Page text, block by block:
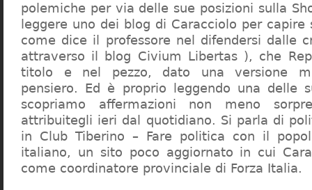
polemiche per via delle sue posizioni sulla
leggere uno dei blog di Caracciolo per
come dice il professore nel difendersi dalle
attraverso il blog Civium Libertas ), che
titolo e nel pezzo, dato una versione
pensiero. Ed è proprio leggendo una delle
scopriamo affermazioni non meno
attribuitegli ieri dal quotidiano. Si parla di
in Club Tiberino – Fare politica con il
italiano, un sito poco aggiornato in cui
come coordinatore provinciale di Forza Italia.